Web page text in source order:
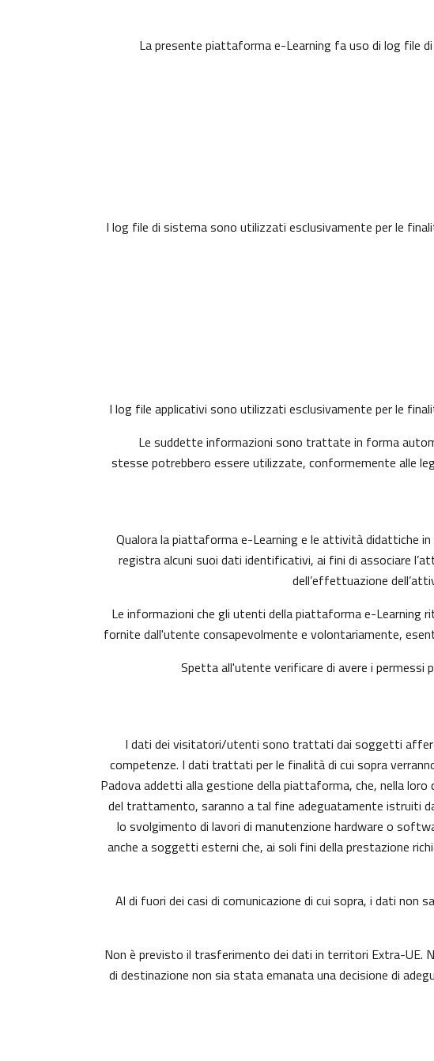
La presente piattaforma e-Learning fa uso di log file
I log file di sistema sono utilizzati esclusivamente per le
I log file applicativi sono utilizzati esclusivamente per le
Le suddette informazioni sono trattate in forma
stesse potrebbero essere utilizzate, conformemente alle
Qualora la piattaforma e-Learning e le attività didattiche
registra alcuni suoi dati identificativi, ai fini di associare
dell’effettuazione
Le informazioni che gli utenti della piattaforma e-Learning
fornite dall'utente consapevolmente e volontariamente,
Spetta all'utente verificare di avere i permessi
I dati dei visitatori/utenti sono trattati dai soggetti
competenze. I dati trattati per le finalità di cui sopra
Padova addetti alla gestione della piattaforma, che, nella
del trattamento, saranno a tal fine adeguatamente istruiti
lo svolgimento di lavori di manutenzione hardware o
anche a soggetti esterni che, ai soli fini della prestazione
Al di fuori dei casi di comunicazione di cui sopra, i dati non
Non è previsto il trasferimento dei dati in territori Extra-UE.
di destinazione non sia stata emanata una decisione di